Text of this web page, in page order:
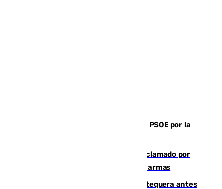
Vuelve el duelo dialéctico entre PP y PSOE por la
Detienen en Málaga a un fugitivo reclamado por
Colombia por homicidio y transporte de armas
Prueba final del Granada ante el Antequera antes